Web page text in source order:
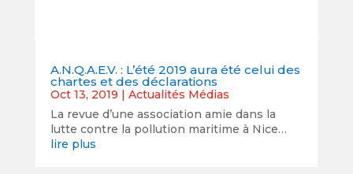
A.N.Q.A.E.V. : L’été 2019 aura été celui des
chartes et des déclarations
Oct 13, 2019 | Actualités Médias
La revue d’une association amie dans la
lutte contre la pollution maritime à Nice…
lire plus